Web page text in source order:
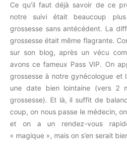
Ce qu’il faut déjà savoir de ce
notre suivi était beaucoup
grossesse sans antécédent. La
grossesse était même flagrante.
sur son blog, après un vécu
avons ce fameux Pass VIP. On
grossesse à notre gynécologue et
une date bien lointaine (vers 2
grossesse). Et là, il suffit de
coup, on nous passe le médecin,
et on a un rendez-vous
« magique », mais on s’en serait